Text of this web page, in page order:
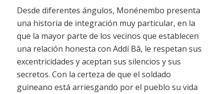
Desde diferentes ángulos, Monénembo presenta
una historia de integración muy particular, en la
que la mayor parte de los vecinos que establecen
una relación honesta con Addí Bâ, le respetan sus
excentricidades y aceptan sus silencios y sus
secretos. Con la certeza de que el soldado
guineano está arriesgando por el pueblo su vida